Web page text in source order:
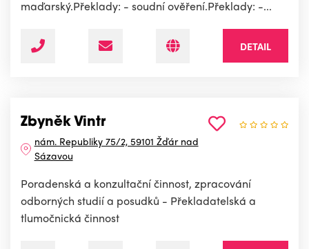
maďarský.Překlady: - soudní ověření.Překlady: -...
DETAIL
Zbyněk Vintr
nám. Republiky 75/2, 59101 Žďár nad
Sázavou
Poradenská a konzultační činnost, zpracování
odborných studií a posudků - Překladatelská a
tlumočnická činnost